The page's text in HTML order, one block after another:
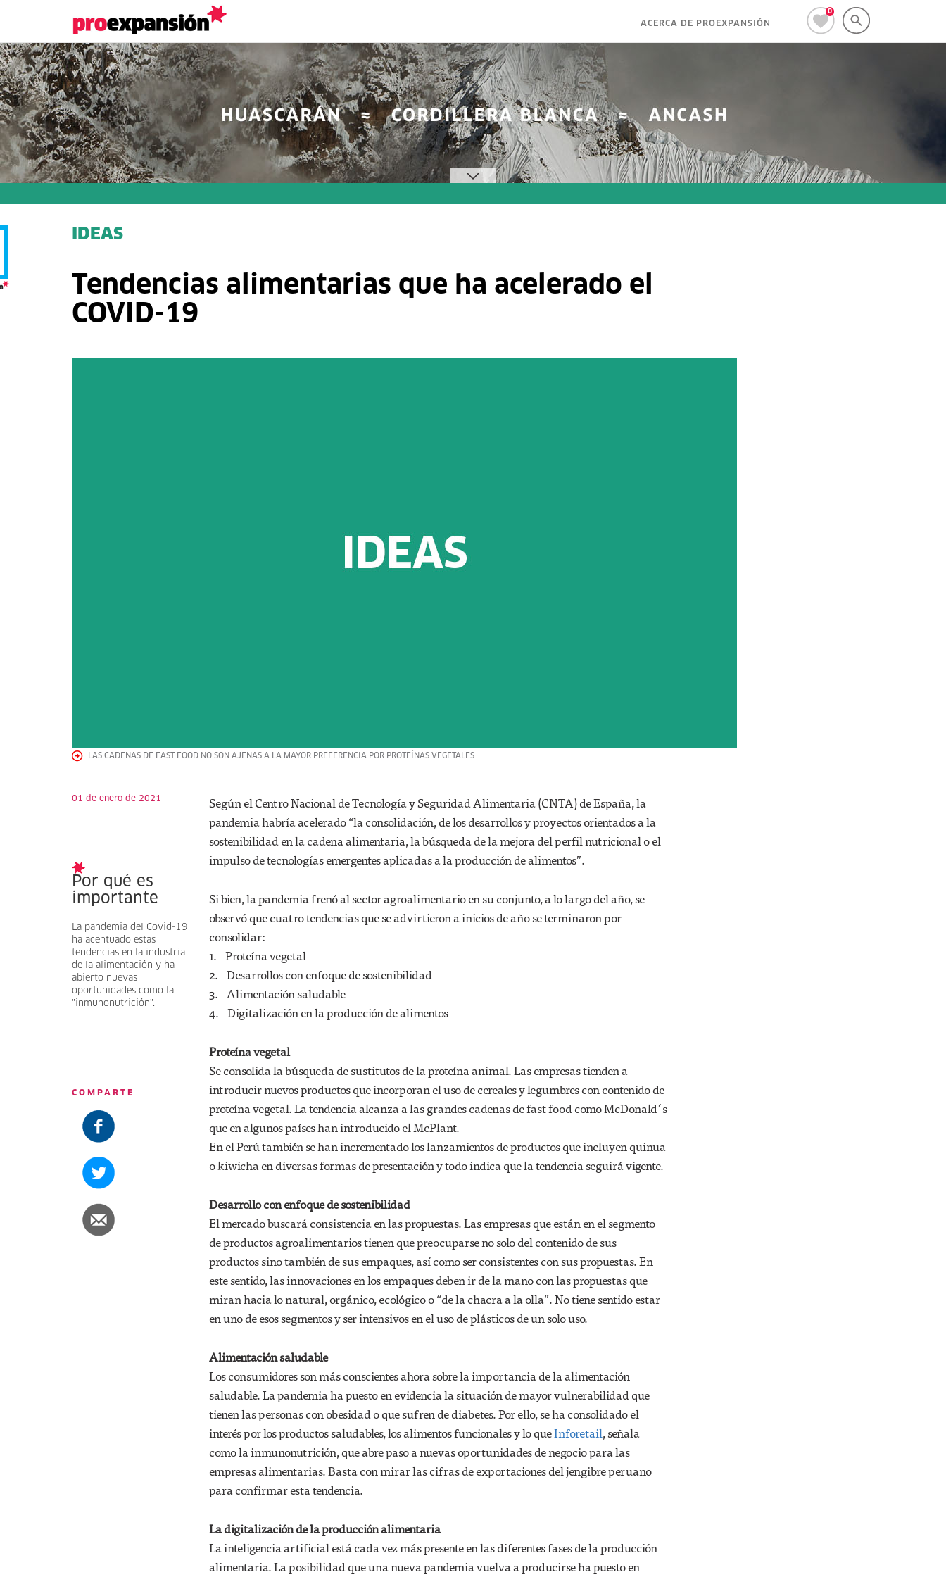
0
ACERCA DE PROEXPANSIÓN
IDEAS
Tendencias alimentarias que ha acelerado el
COVID-19
LAS CADENAS DE FAST FOOD NO SON AJENAS A LA MAYOR PREFERENCIA POR PROTEÍNAS VEGETALES.
01 de enero de 2021
Por qué es
importante
La pandemia del Covid-19
ha acentuado estas
tendencias en la industria
de la alimentación y ha
abierto nuevas
oportunidades como la
"inmunonutrición".
COMPARTE
Según el Centro Nacional de Tecnología y Seguridad Alimentaria (CNTA) de España, la
pandemia habría acelerado “la consolidación, de los desarrollos y proyectos orientados a la
sostenibilidad en la cadena alimentaria, la búsqueda de la mejora del perfil nutricional o el
impulso de tecnologías emergentes aplicadas a la producción de alimentos”.
Si bien, la pandemia frenó al sector agroalimentario en su conjunto, a lo largo del año, se
observó que cuatro tendencias que se advirtieron a inicios de año se terminaron por
consolidar:
1. Proteína vegetal
2. Desarrollos con enfoque de sostenibilidad
3. Alimentación saludable
4. Digitalización en la producción de alimentos
Proteína vegetal
Se consolida la búsqueda de sustitutos de la proteína animal. Las empresas tienden a
introducir nuevos productos que incorporan el uso de cereales y legumbres con contenido de
proteína vegetal. La tendencia alcanza a las grandes cadenas de fast food como McDonald´s
que en algunos países han introducido el McPlant.
En el Perú también se han incrementado los lanzamientos de productos que incluyen quinua
o kiwicha en diversas formas de presentación y todo indica que la tendencia seguirá vigente.
Desarrollo con enfoque de sostenibilidad
El mercado buscará consistencia en las propuestas. Las empresas que están en el segmento
de productos agroalimentarios tienen que preocuparse no solo del contenido de sus
productos sino también de sus empaques, así como ser consistentes con sus propuestas. En
este sentido, las innovaciones en los empaques deben ir de la mano con las propuestas que
miran hacia lo natural, orgánico, ecológico o “de la chacra a la olla”. No tiene sentido estar
en uno de esos segmentos y ser intensivos en el uso de plásticos de un solo uso.
Alimentación saludable
Los consumidores son más conscientes ahora sobre la importancia de la alimentación
saludable. La pandemia ha puesto en evidencia la situación de mayor vulnerabilidad que
tienen las personas con obesidad o que sufren de diabetes. Por ello, se ha consolidado el
interés por los productos saludables, los alimentos funcionales y lo queInforetail, señala
como la inmunonutrición, que abre paso a nuevas oportunidades de negocio para las
empresas alimentarias. Basta con mirar las cifras de exportaciones del jengibre peruano
para confirmar esta tendencia.
La digitalización de la producción alimentaria
La inteligencia artificial está cada vez más presente en las diferentes fases de la producción
alimentaria. La posibilidad que una nueva pandemia vuelva a producirse ha puesto en